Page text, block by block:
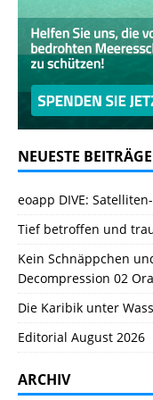
NEUESTE BEITRÄGE
eoapp DIVE:
Tief betroffen und
Kein Schnäppchen
Decompression 02
Die Karibik unter
Editorial August 2026
ARCHIV